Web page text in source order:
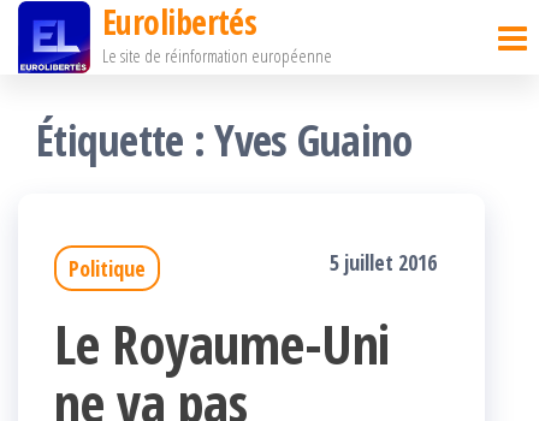
Passer
contenu
Eurolibertés
Le site de réinformation européenne
Étiquette :Yves Guaino
Politique 5 juillet 2016
Le Royaume-Uni
ne va pas